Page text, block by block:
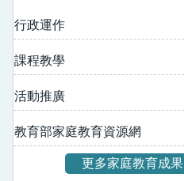
行政運作
課程教學
活動推廣
教育部家庭教育資源網
更多家庭教育成果